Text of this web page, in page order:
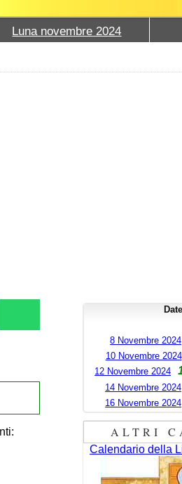
Luna novembre 2024
8 Novembre 2024
10 Novembre 2024
12 Novembre 2024
14 Novembre 2024
16 Novembre 2024
ALTRI
Calendario della